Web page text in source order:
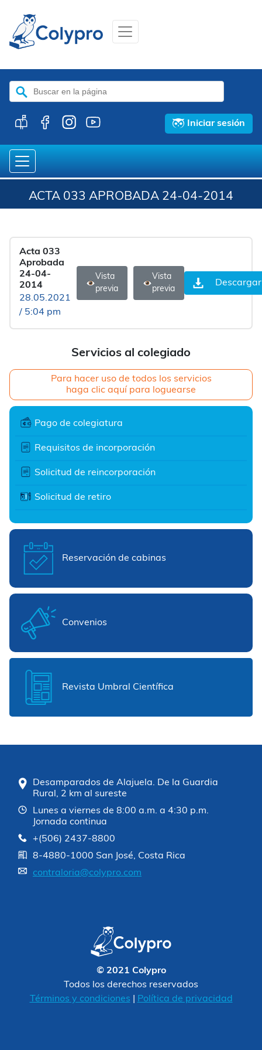
Buscar:
Iniciar sesión
ACTA 033 APROBADA 24-04-2014
Servicios al colegiado
Para hacer uso de todos los servicios
haga clic aquí para loguearse
Pago de colegiatura
Requisitos de incorporación
Solicitud de reincorporación
Solicitud de retiro
Reservación de cabinas
Convenios
Revista Umbral Científica
Acta 033
Aprobada
24-04-
2014
28.05.2021
/ 5:04 pm
Vista
previa
Vista
previa
Descargar
Desamparados de Alajuela. De la Guardia
Rural, 2 km al sureste
Lunes a viernes de 8:00 a.m. a 4:30 p.m.
Jornada continua
+(506) 2437-8800
8-4880-1000 San José, Costa Rica
contraloria@colypro.com
© 2021 Colypro
Todos los derechos reservados
Términos y condiciones
Política de privacidad